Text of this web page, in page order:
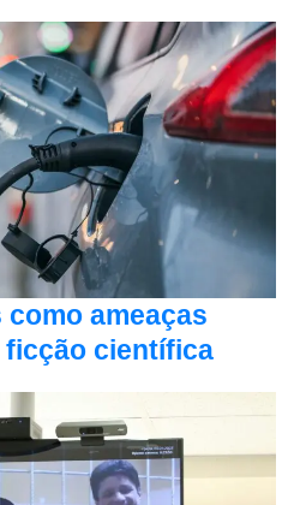
ameaças
ficção científica